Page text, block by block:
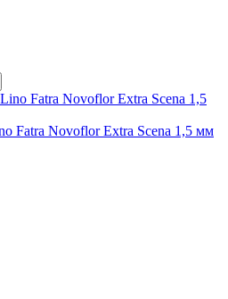
Fatra Novoflor Extra Scena 1,5 мм